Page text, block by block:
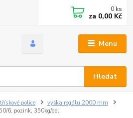
Menu
Hledat
0 ks
za 0,00 Kč
police
výška regálu 2000 mm
6, pozink, 350kg/pol.